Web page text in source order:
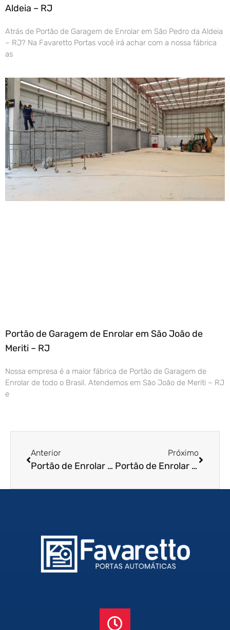
Aldeia – RJ
Atrás de Portão de Garagem de Enrolar em São Pedro da Aldeia
– RJ? Na Favaretto Portas você irá achar com a nossa fábrica
as
Portão de Garagem de Enrolar em São João de
Meriti – RJ
Nossa empresa é a maior fábrica de Portão de Garagem de
Enrolar de todo o Brasil. Atendemos em São João de Meriti – RJ
e
Anterior
Portão de Enrolar Automático em Diadema – SP
Próximo
Portão de Enrolar Automático em Araras – SP